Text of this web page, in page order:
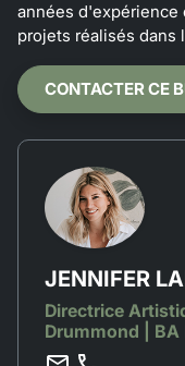
années d'expérience
projets réalisés dans
CONTACTER CE
JENNIFER
Directrice
Drummond | BA